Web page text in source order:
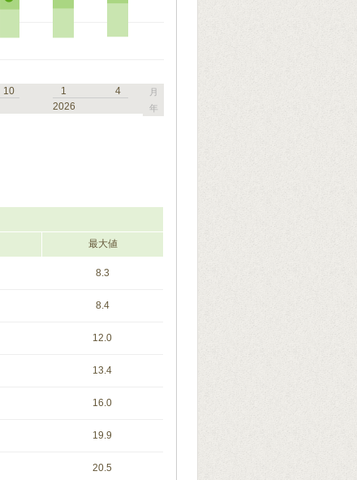
10
1
4
2026
月
年
最大値
8.3
8.4
12.0
13.4
16.0
19.9
20.5